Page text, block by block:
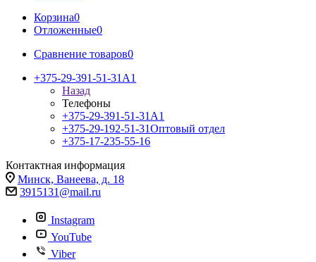
Корзина0
Отложенные0
Сравнение товаров0
+375-29-391-51-31 A1
Назад
Телефоны
+375-29-391-51-31 A1
+375-29-192-51-31Оптовый отдел
+375-17-235-55-16
Контактная информация
Минск, Ванеева, д. 18
3915131@mail.ru
Instagram
YouTube
Viber